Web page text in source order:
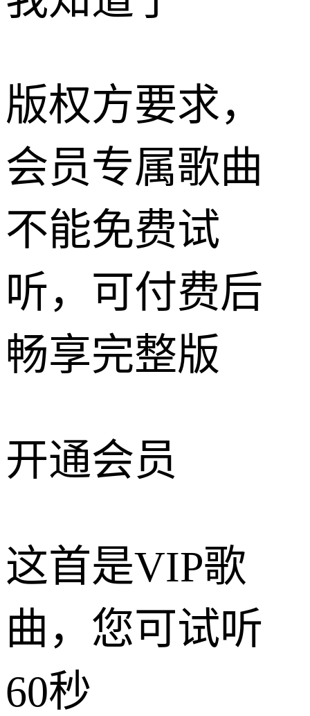
版权方要求，
会员专属歌曲
不能免费试
听，可付费后
畅享完整版
开通会员
这首是VIP歌
曲，您可试听
60秒